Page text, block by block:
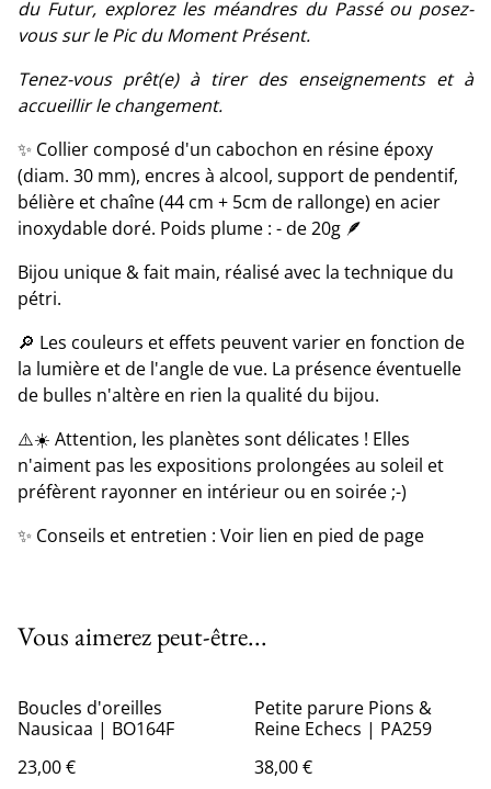
du Futur, explorez les méandres du Passé ou posez-
vous sur le Pic du Moment Présent.
Tenez-vous prêt(e) à tirer des enseignements et à
accueillir le changement.
✨ Collier composé d'un cabochon en résine époxy
(diam. 30 mm), encres à alcool, support de pendentif,
bélière et chaîne (44 cm + 5cm de rallonge) en acier
inoxydable doré. Poids plume : - de 20g 🪶
Bijou unique & fait main, réalisé avec la technique du
pétri.
🔎 Les couleurs et effets peuvent varier en fonction de
la lumière et de l'angle de vue. La présence éventuelle
de bulles n'altère en rien la qualité du bijou.
⚠️☀️ Attention, les planètes sont délicates ! Elles
n'aiment pas les expositions prolongées au soleil et
préfèrent rayonner en intérieur ou en soirée ;-)
✨ Conseils et entretien : Voir lien en pied de page
Vous aimerez peut-être...
Boucles d'oreilles
Nausicaa | BO164F
23,00 €
Petite parure Pions &
Reine Echecs | PA259
38,00 €